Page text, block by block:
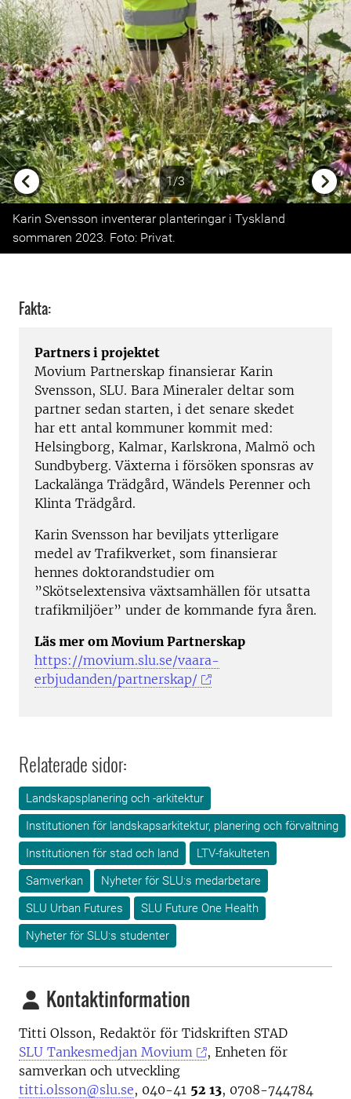
1/3
Previous
Karin Svensson inventerar planteringar i Tyskland
sommaren 2023. Foto: Privat.
Fakta:
Partners i projektet
Movium Partnerskap finansierar Karin
Svensson, SLU. Bara Mineraler deltar som
partner sedan starten, i det senare skedet
har ett antal kommuner kommit med:
Helsingborg, Kalmar, Karlskrona, Malmö och
Sundbyberg. Växterna i försöken sponsras av
Lackalänga Trädgård, Wändels Perenner och
Klinta Trädgård.
Karin Svensson har beviljats ytterligare
medel av Trafikverket, som finansierar
hennes doktorandstudier om
”Skötselextensiva växtsamhällen för utsatta
trafikmiljöer” under de kommande fyra åren.
Läs mer om Movium Partnerskap
https://movium.slu.se/vaara-
erbjudanden/partnerskap/
Relaterade sidor:
Landskapsplanering och -arkitektur
Institutionen för landskapsarkitektur, planering och förvaltning
Institutionen för stad och land
LTV-fakulteten
Samverkan
Nyheter för SLU:s medarbetare
SLU Urban Futures
SLU Future One Health
Nyheter för SLU:s studenter
Kontaktinformation
Titti Olsson, Redaktör för Tidskriften STAD
SLU Tankesmedjan Movium
, Enheten för
samverkan och utveckling
titti.olsson@slu.se, 040-41 52 13, 0708-744784